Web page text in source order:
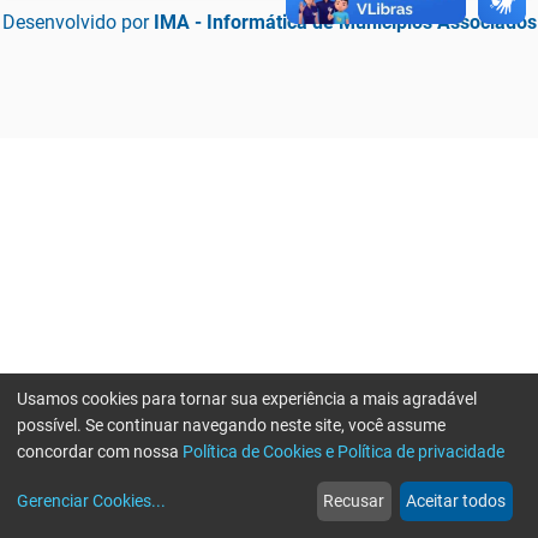
Desenvolvido por IMA - Informática de Municípios Associados
web
Notícias
more_horiz
Mais
Usamos cookies para tornar sua experiência a mais agradável
possível. Se continuar navegando neste site, você assume
concordar com nossa Política de Cookies e Política de privacidade
Gerenciar Cookies... Recusar Aceitar todos
Erro ao enviar informações, por favor tente novamente